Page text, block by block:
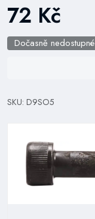
72 Kč
Dočasně nedostupné
SKU: D9SO5